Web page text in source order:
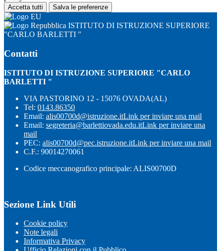
Accetta tutti Salva le preferenze
ISTITUTO DI ISTRUZIONE SUPERIORE
"CARLO BARLETTI "
Contatti
ISTITUTO DI ISTRUZIONE SUPERIORE "CARLO
BARLETTI "
VIA PASTORINO 12 - 15076 OVADA(AL)
Tel: 0143.86350
Email: alis00700d@istruzione.itLink per inviare una mail
Email: segreteria@barlettiovada.edu.itLink per inviare una
mail
PEC: alis00700d@pec.istruzione.itLink per inviare una mail
C.F.: 90014270061
Codice meccanografico principale: ALIS00700D
Sezione Link Utili
Cookie policy
Note legali
Informativa Privacy